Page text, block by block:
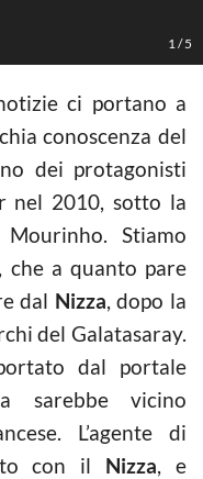
1 /5
ci portano a
conoscenza del
dei protagonisti
nel 2010, sotto la
Stiamo
, che a quanto pare
dal Nizza, dopo la
del Galatasaray.
dal portale
sarebbe vicino
L’agente di
con il Nizza, e